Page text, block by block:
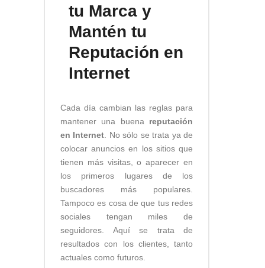
tu Marca y
Mantén tu
Reputación en
Internet
Cada día cambian las reglas para
mantener una buena reputación
en Internet . No sólo se trata ya de
colocar anuncios en los sitios que
tienen más visitas, o aparecer en
los primeros lugares de los
buscadores más populares.
Tampoco es cosa de que tus redes
sociales tengan miles de
seguidores. Aquí se trata de
resultados con los clientes, tanto
actuales como futuros.